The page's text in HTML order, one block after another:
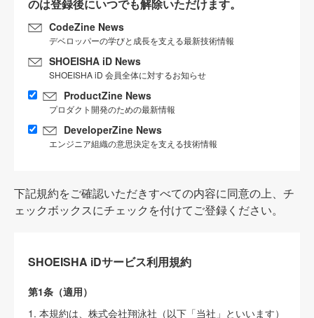
のは登録後にいつでも解除いただけます。
CodeZine News
デベロッパーの学びと成長を支える最新技術情報
SHOEISHA iD News
SHOEISHA iD 会員全体に対するお知らせ
ProductZine News
プロダクト開発のための最新情報
DeveloperZine News
エンジニア組織の意思決定を支える技術情報
下記規約をご確認いただきすべての内容に同意の上、チ
ェックボックスにチェックを付けてご登録ください。
SHOEISHA iDサービス利用規約
第1条（適用）
1. 本規約は、株式会社翔泳社（以下「当社」といいます）